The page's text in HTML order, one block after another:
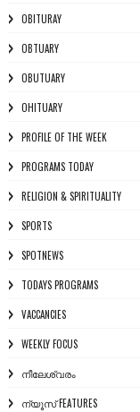
OBITURAY
OBTUARY
OBUTUARY
OHITUARY
PROFILE OF THE WEEK
PROGRAMS TODAY
RELIGION & SPIRITUALITY
SPORTS
SPOTNEWS
TODAYS PROGRAMS
VACCANCIES
WEEKLY FOCUS
നീലേശ്വരം
ന്യൂസ് FEATURES